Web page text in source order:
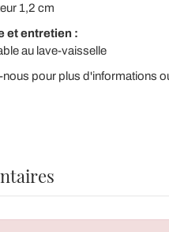
1,2 cm
et entretien :
au lave-vaisselle
pour plus d'informations